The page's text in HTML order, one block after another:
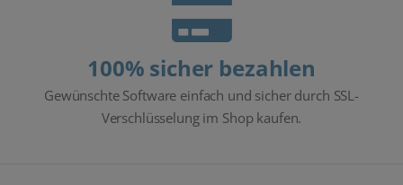
100% sicher bezahlen
Gewünschte Software einfach und sicher durch SSL-
Verschlüsselung im Shop kaufen.